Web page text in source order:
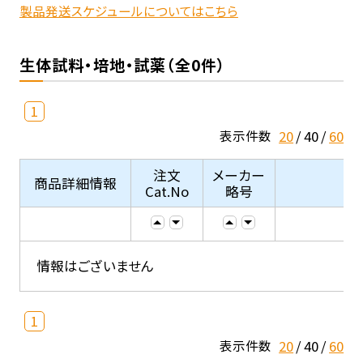
製品発送スケジュールについてはこちら
生体試料・培地・試薬（全0件）
1
表示件数 20 40 60
商品詳細情報
注文
Cat.No
メーカー
略号
情報はございません
1
表示件数 20 40 60